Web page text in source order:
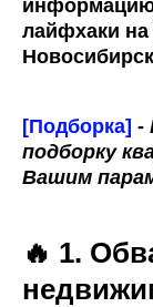
лайфхаки
[Подборка] -
подборку
Вашим
🔥 1.